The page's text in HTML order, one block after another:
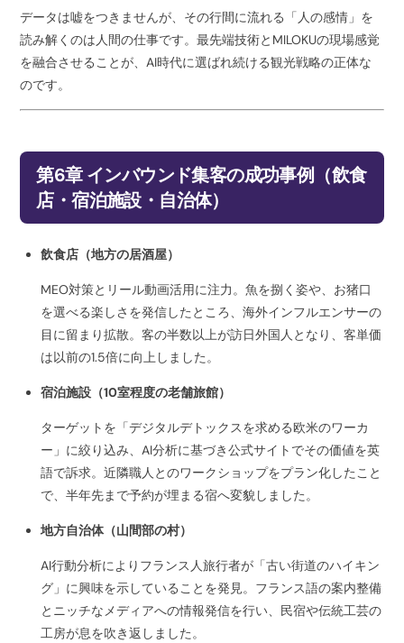
データは嘘をつきませんが、その行間に流れる「人の感情」を
読み解くのは人間の仕事です。最先端技術とMILOKUの現場感覚
を融合させることが、AI時代に選ばれ続ける観光戦略の正体な
のです。
第6章 インバウンド集客の成功事例（飲食
店・宿泊施設・自治体）
飲食店（地方の居酒屋）
MEO対策とリール動画活用に注力。魚を捌く姿や、お猪口
を選べる楽しさを発信したところ、海外インフルエンサーの
目に留まり拡散。客の半数以上が訪日外国人となり、客単価
は以前の1.5倍に向上しました。
宿泊施設（10室程度の老舗旅館）
ターゲットを「デジタルデトックスを求める欧米のワーカ
ー」に絞り込み、AI分析に基づき公式サイトでその価値を英
語で訴求。近隣職人とのワークショップをプラン化したこと
で、半年先まで予約が埋まる宿へ変貌しました。
地方自治体（山間部の村）
AI行動分析によりフランス人旅行者が「古い街道のハイキン
グ」に興味を示していることを発見。フランス語の案内整備
とニッチなメディアへの情報発信を行い、民宿や伝統工芸の
工房が息を吹き返しました。